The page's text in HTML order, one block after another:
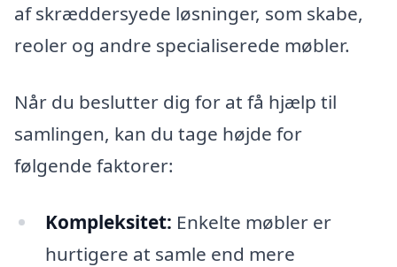
af skræddersyede løsninger, som skabe,
reoler og andre specialiserede møbler.
Når du beslutter dig for at få hjælp til
samlingen, kan du tage højde for
følgende faktorer:
Kompleksitet: Enkelte møbler er
hurtigere at samle end mere